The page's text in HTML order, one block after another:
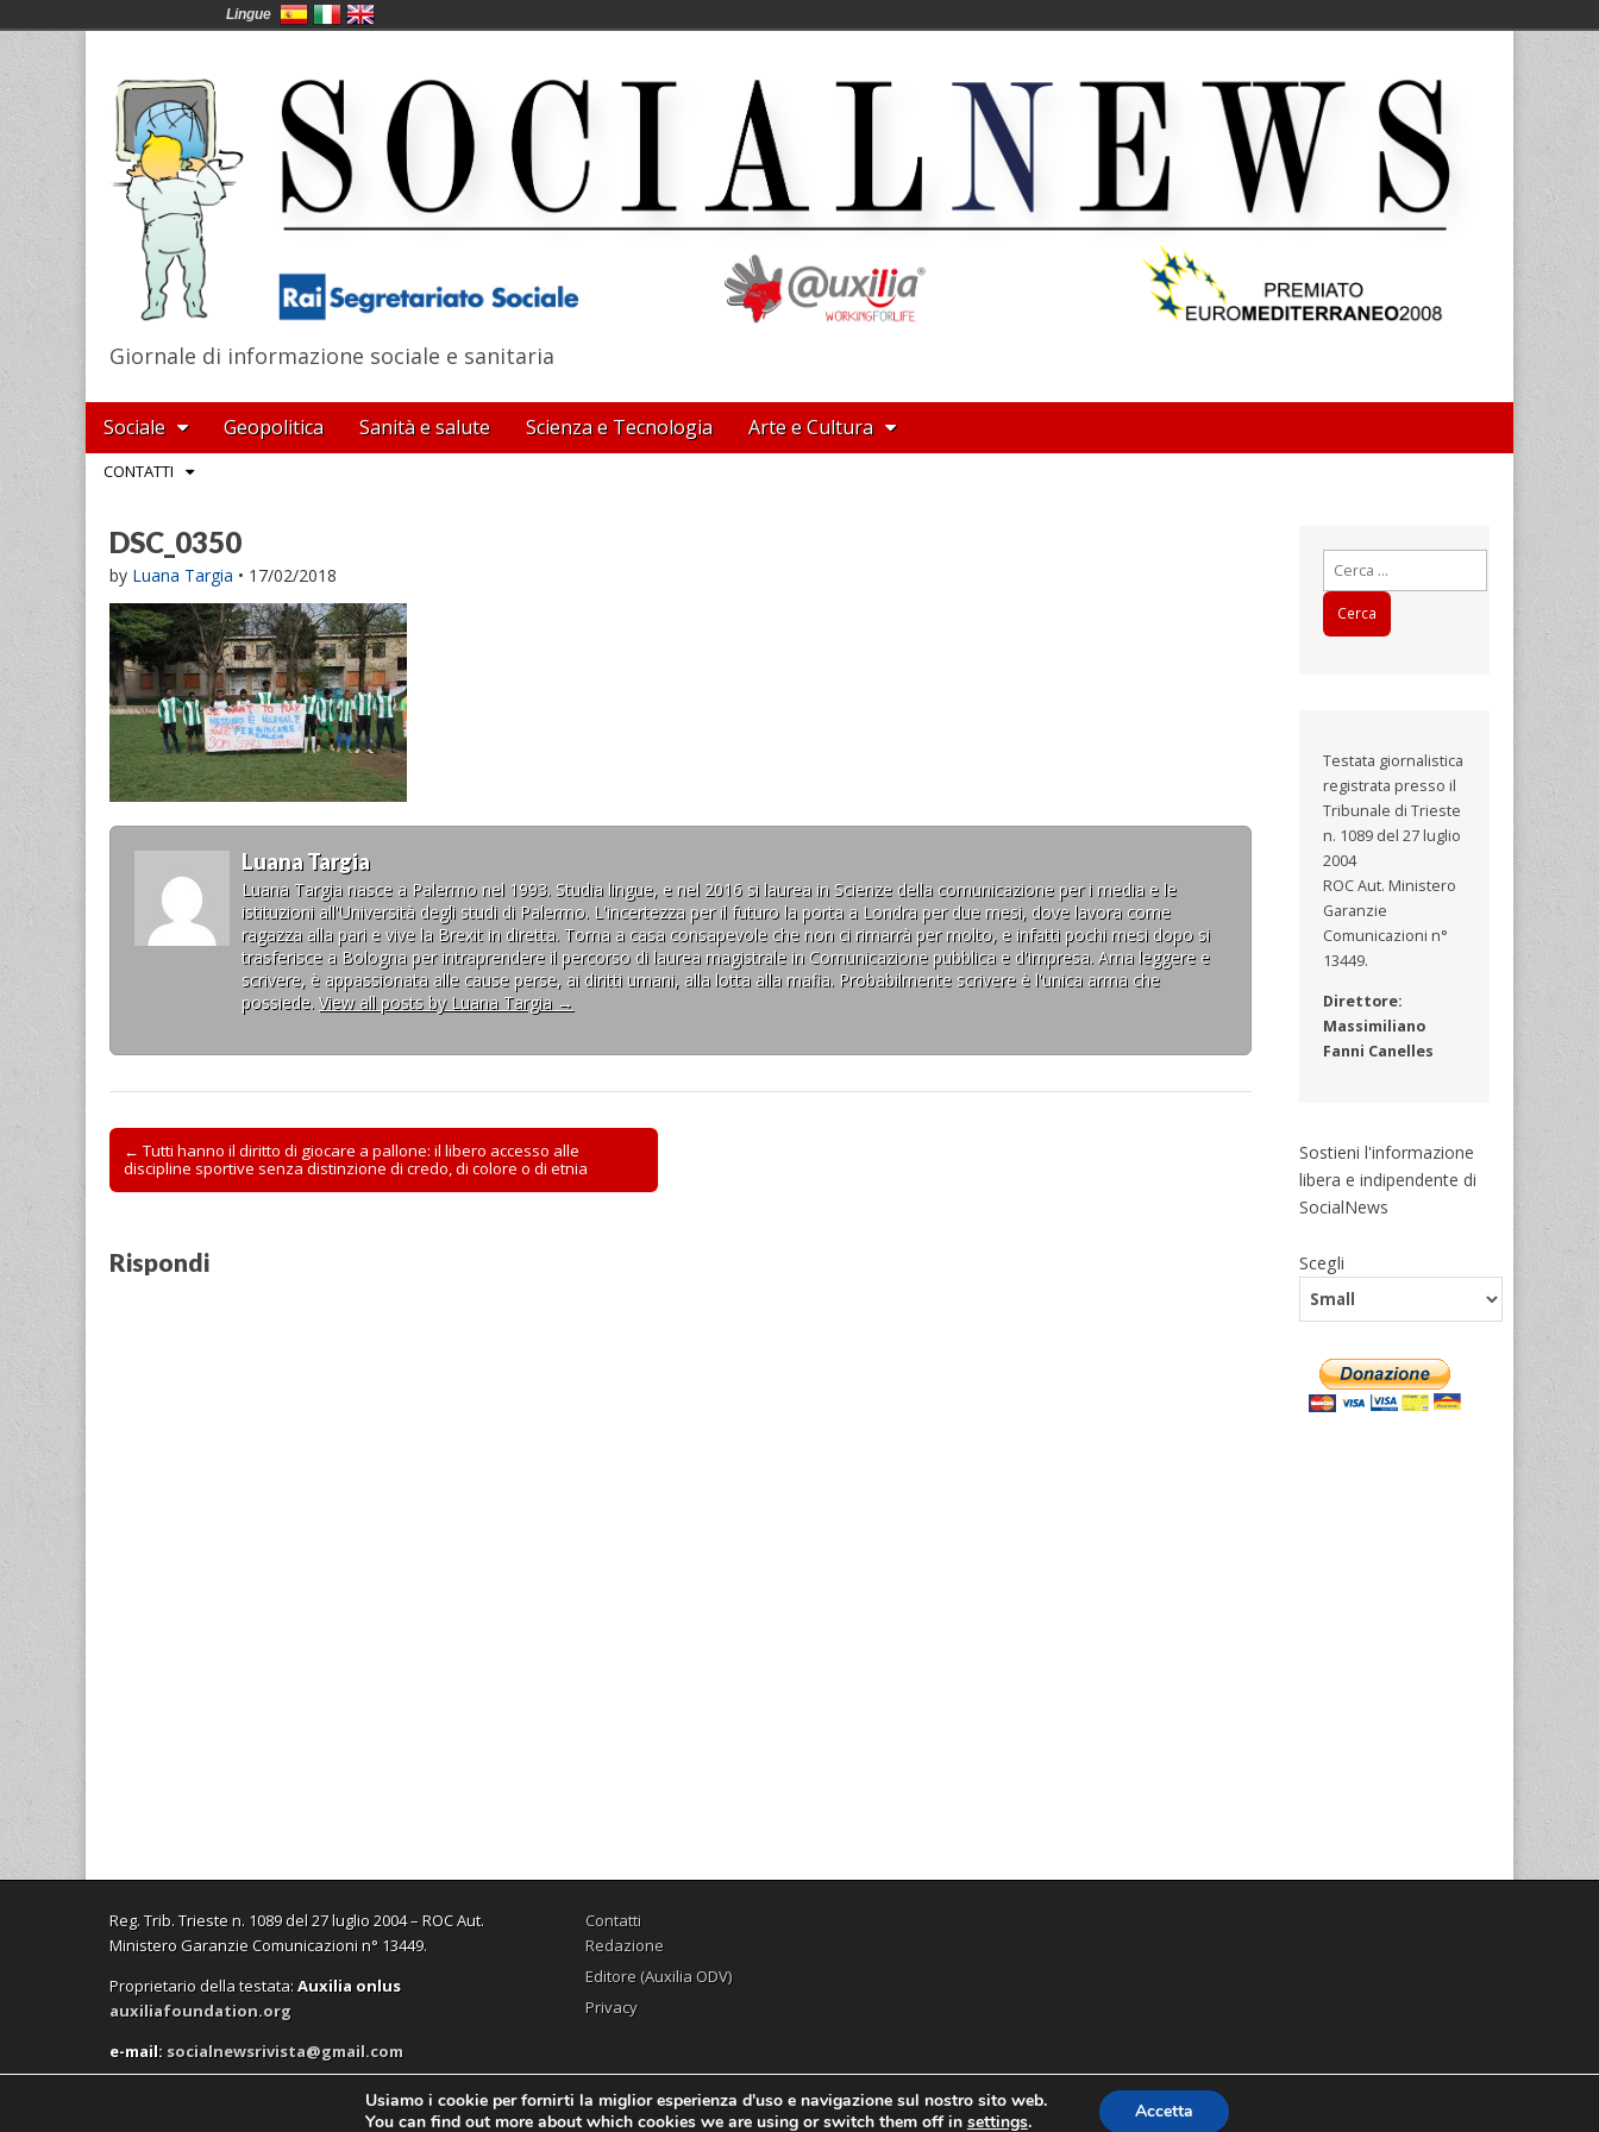
SocialNews
Giornale di informazione sociale e sanitaria
Main
menu
Skip
to
content
Sociale Geopolitica Sanità e salute Scienza e Tecnologia Arte e Cultura
SubCONTATTI
DSC_0350
by Luana Targia • 17/02/2018
Luana Targia
Luana Targia nasce a Palermo nel 1993. Studia lingue, e nel 2016 si laurea in Scienze della comunicazione per i media e le
istituzioni all'Università degli studi di Palermo. L'incertezza per il futuro la porta a Londra per due mesi, dove lavora come
ragazza alla pari e vive la Brexit in diretta. Torna a casa consapevole che non ci rimarrà per molto, e infatti pochi mesi dopo si
trasferisce a Bologna per intraprendere il percorso di laurea magistrale in Comunicazione pubblica e d'impresa. Ama leggere e
scrivere, è appassionata alle cause perse, ai diritti umani, alla lotta alla mafia. Probabilmente scrivere è l'unica arma che
possiede. View all posts by Luana Targia →
Post
navigation
← Tutti hanno il diritto di giocare a pallone: il libero accesso alle
discipline sportive senza distinzione di credo, di colore o di etnia
Rispondi
Ricerca
per:
Testata giornalistica
registrata presso il
Tribunale di Trieste
n. 1089 del 27 luglio
2004
ROC Aut. Ministero
Garanzie
Comunicazioni n°
13449.
Direttore:
Massimiliano
Fanni Canelles
Sostieni l'informazione
libera e indipendente di
SocialNews
Scegli
Reg. Trib. Trieste n. 1089 del 27 luglio 2004 – ROC Aut.
Ministero Garanzie Comunicazioni n° 13449.
Proprietario della testata:Auxilia onlus
auxiliafoundation.org
e-mail: socialnewsrivista@gmail.com
Contatti
Redazione
Editore (Auxilia ODV)
Privacy
Lingue
Usiamo i cookie per fornirti la miglior esperienza d'uso e navigazione sul nostro sito web.
You can find out more about which cookies we are using or switch them off in settings. Accetta